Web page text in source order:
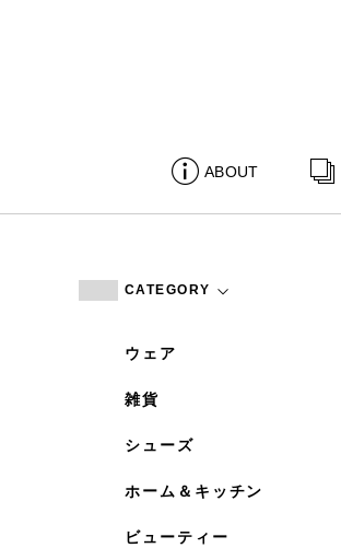
ABOUT
CATEGORY
ウェア
雑貨
シューズ
ホーム＆キッチン
ビューティー